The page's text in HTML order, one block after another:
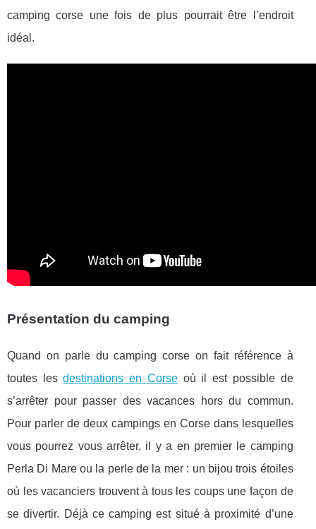
camping corse une fois de plus pourrait être l’endroit
idéal.
Présentation du camping
Quand on parle du camping corse on fait référence à
toutes lesdestinations en Corseoù il est possible de
s’arrêter pour passer des vacances hors du commun.
Pour parler de deux campings en Corse dans lesquelles
vous pourrez vous arrêter, il y a en premier le camping
Perla Di Mare ou la perle de la mer : un bijou trois étoiles
où les vacanciers trouvent à tous les coups une façon de
se divertir. Déjà ce camping est situé à proximité d’une